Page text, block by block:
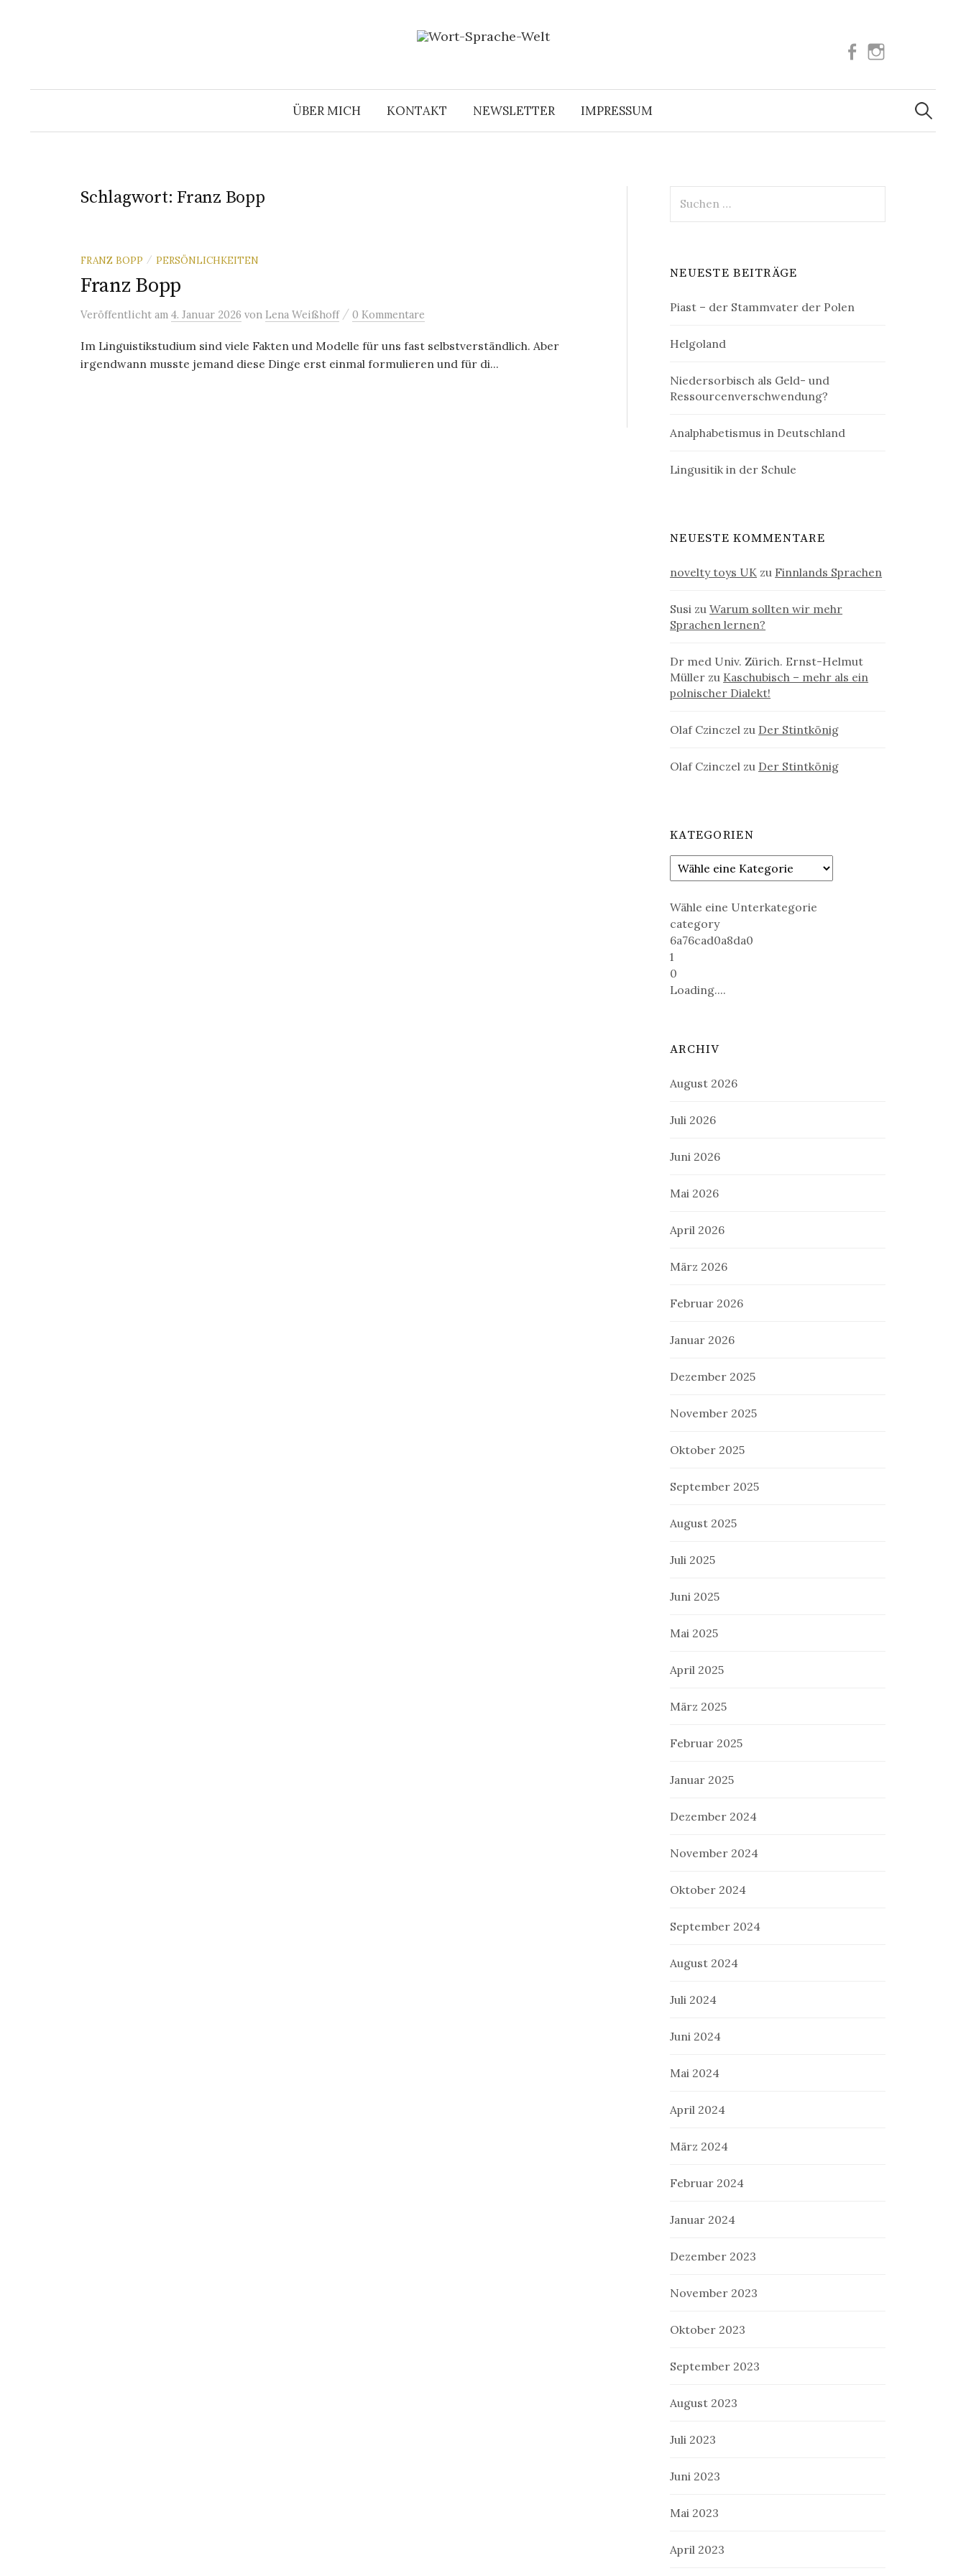
Facebook
ÜBER MICH KONTAKT NEWSLETTER IMPRESSUM
Suchen
nach:
Schlagwort: Franz Bopp
FRANZ BOPP / PERSÖNLICHKEITEN
Franz Bopp
Veröffentlicht am 4. Januar 2026 von Lena Weißhoff / 0 Kommentare
Im Linguistikstudium sind viele Fakten und Modelle für uns fast selbstverständlich. Aber
irgendwann musste jemand diese Dinge erst einmal formulieren und für di...
nach:
NEUESTE BEITRÄGE
Piast – der Stammvater der Polen
Helgoland
Niedersorbisch als Geld- und
Ressourcenverschwendung?
Analphabetismus in Deutschland
Lingusitik in der Schule
NEUESTE KOMMENTARE
novelty toys UK zu Finnlands Sprachen
Susi zuWarum sollten wir mehr
Sprachen lernen?
Dr med Univ. Zürich. Ernst-Helmut
Müller zu Kaschubisch – mehr als ein
polnischer Dialekt!
Olaf Czinczel zu Der Stintkönig
Olaf Czinczel zu Der Stintkönig
KATEGORIEN
Wähle eine Unterkategorie
category
6a76cad0a8da0
1
0
Loading....
ARCHIV
August 2026
Juli 2026
Juni 2026
Mai 2026
April 2026
März 2026
Februar 2026
Januar 2026
Dezember 2025
November 2025
Oktober 2025
September 2025
August 2025
Juli 2025
Juni 2025
Mai 2025
April 2025
März 2025
Februar 2025
Januar 2025
Dezember 2024
November 2024
Oktober 2024
September 2024
August 2024
Juli 2024
Juni 2024
Mai 2024
April 2024
März 2024
Februar 2024
Januar 2024
Dezember 2023
November 2023
Oktober 2023
September 2023
August 2023
Juli 2023
Juni 2023
Mai 2023
April 2023